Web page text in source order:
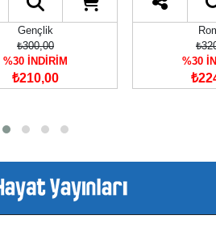
Gençlik
₺300,00
%30 İNDİRİM
₺210,00
%30